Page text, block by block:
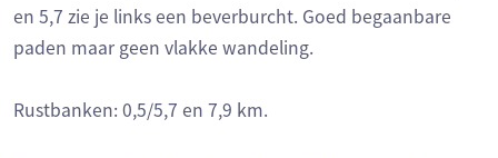
en 5,7 zie je links een beverburcht. Goed begaanbare
paden maar geen vlakke wandeling.
Rustbanken: 0,5/5,7 en 7,9 km.